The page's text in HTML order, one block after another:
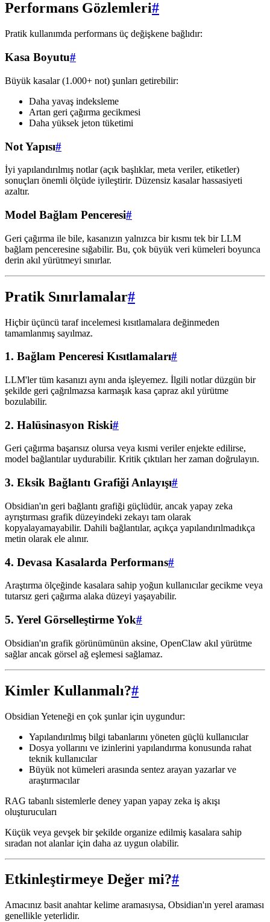
Performans Gözlemleri#
Pratik kullanımda performans üç değişkene bağlıdır:
Kasa Boyutu#
Büyük kasalar (1.000+ not) şunları getirebilir:
Daha yavaş indeksleme
Artan geri çağırma gecikmesi
Daha yüksek jeton tüketimi
Not Yapısı#
İyi yapılandırılmış notlar (açık başlıklar, meta veriler, etiketler)
sonuçları önemli ölçüde iyileştirir. Düzensiz kasalar hassasiyeti
azaltır.
Model Bağlam Penceresi#
Geri çağırma ile bile, kasanızın yalnızca bir kısmı tek bir LLM
bağlam penceresine sığabilir. Bu, çok büyük veri kümeleri boyunca
derin akıl yürütmeyi sınırlar.
Pratik Sınırlamalar#
Hiçbir üçüncü taraf incelemesi kısıtlamalara değinmeden
tamamlanmış sayılmaz.
1. Bağlam Penceresi Kısıtlamaları#
LLM'ler tüm kasanızı aynı anda işleyemez. İlgili notlar düzgün bir
şekilde geri çağrılmazsa karmaşık kasa çapraz akıl yürütme
bozulabilir.
2. Halüsinasyon Riski#
Geri çağırma başarısız olursa veya kısmi veriler enjekte edilirse,
model bağlantılar uydurabilir. Kritik çıktıları her zaman doğrulayın.
3. Eksik Bağlantı Grafiği Anlayışı#
Obsidian'ın geri bağlantı grafiği güçlüdür, ancak yapay zeka
ayrıştırması grafik düzeyindeki zekayı tam olarak
kopyalayamayabilir. Dahili bağlantılar, açıkça yapılandırılmadıkça
metin olarak ele alınır.
4. Devasa Kasalarda Performans#
Araştırma ölçeğinde kasalara sahip yoğun kullanıcılar gecikme veya
tutarsız geri çağırma alaka düzeyi yaşayabilir.
5. Yerel Görselleştirme Yok#
Obsidian'ın grafik görünümünün aksine, OpenClaw akıl yürütme
sağlar ancak görsel ağ eşlemesi sağlamaz.
Kimler Kullanmalı?#
Obsidian Yeteneği en çok şunlar için uygundur:
Yapılandırılmış bilgi tabanlarını yöneten güçlü kullanıcılar
Dosya yollarını ve izinlerini yapılandırma konusunda rahat
teknik kullanıcılar
Büyük not kümeleri arasında sentez arayan yazarlar ve
araştırmacılar
RAG tabanlı sistemlerle deney yapan yapay zeka iş akışı
oluşturucuları
Küçük veya gevşek bir şekilde organize edilmiş kasalara sahip
sıradan not alanlar için daha az uygun olabilir.
Etkinleştirmeye Değer mi?#
Amacınız basit anahtar kelime aramasıysa, Obsidian'ın yerel araması
genellikle yeterlidir.